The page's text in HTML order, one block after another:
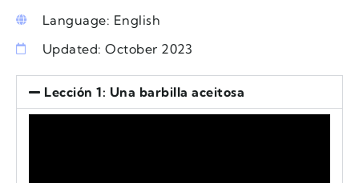
Lección 1: Una barbilla aceitosa
Language: English
Updated: October 2023